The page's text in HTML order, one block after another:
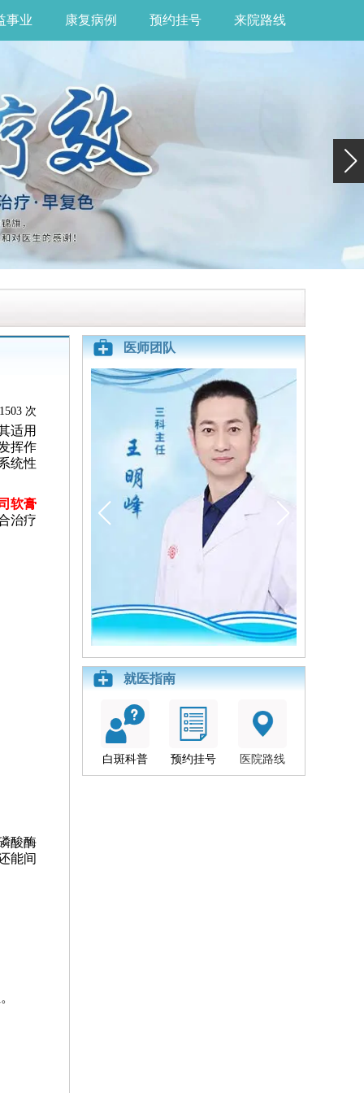
事业 康复病例 预约挂号 来院路线
1503 次
适用
挥作
统性
软膏
治疗
酸酶
能间
医师团队
就医指南
白斑科普 预约挂号 医院路线